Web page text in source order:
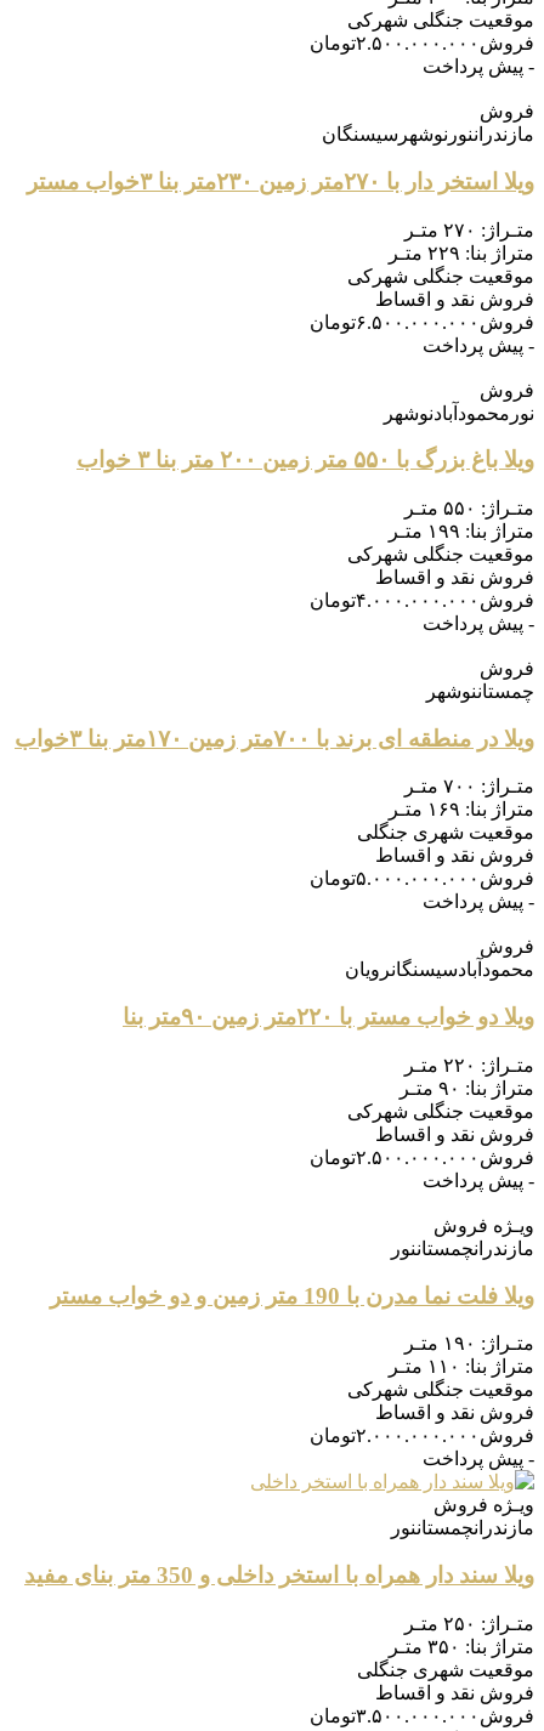
موقعیت جنگلی شهرکی
فروش ۲.۵۰۰.۰۰۰.۰۰۰تومان
- پیش پرداخت
فروش
مازندراننور نوشهر سیسنگان
ویلا استخر دار با ۲۷۰متر زمین ۲۳۰متر بنا ۳خواب مستر
متـراژ: ۲۷۰ متـر
متراژ بنا: ۲۲۹ متـر
موقعیت جنگلی شهرکی
فروش نقد و اقساط
فروش ۶.۵۰۰.۰۰۰.۰۰۰تومان
- پیش پرداخت
فروش
نور محمودآبادنوشهر
ویلا باغ بزرگ با ۵۵۰ متر زمین ۲۰۰ متر بنا ۳ خواب
متـراژ: ۵۵۰ متـر
متراژ بنا: ۱۹۹ متـر
موقعیت جنگلی شهرکی
فروش نقد و اقساط
فروش ۴.۰۰۰.۰۰۰.۰۰۰تومان
- پیش پرداخت
فروش
چمستاننوشهر
ویلا در منطقه ای برند با ۷۰۰متر زمین ۱۷۰متر بنا ۳خواب
متـراژ: ۷۰۰ متـر
متراژ بنا: ۱۶۹ متـر
موقعیت شهری جنگلی
فروش نقد و اقساط
فروش ۵.۰۰۰.۰۰۰.۰۰۰تومان
- پیش پرداخت
فروش
محمودآبادسیسنگانرویان
ویلا دو خواب مستر با ۲۲۰متر زمین ۹۰متر بنا
متـراژ: ۲۲۰ متـر
متراژ بنا: ۹۰ متـر
موقعیت جنگلی شهرکی
فروش نقد و اقساط
فروش ۲.۵۰۰.۰۰۰.۰۰۰تومان
- پیش پرداخت
ویـژه فروش
مازندرانچمستاننور
ویلا فلت نما مدرن با 190 متر زمین و دو خواب مستر
متـراژ: ۱۹۰ متـر
متراژ بنا: ۱۱۰ متـر
موقعیت جنگلی شهرکی
فروش نقد و اقساط
فروش ۲.۰۰۰.۰۰۰.۰۰۰تومان
- پیش پرداخت
ویـژه فروش
مازندرانچمستاننور
ویلا سند دار همراه با استخر داخلی و 350 متر بنای مفید
متـراژ: ۲۵۰ متـر
متراژ بنا: ۳۵۰ متـر
موقعیت شهری جنگلی
فروش نقد و اقساط
فروش ۳.۵۰۰.۰۰۰.۰۰۰تومان